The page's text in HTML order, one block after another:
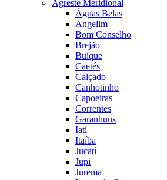
Agreste Meridional
Águas Belas
Angelim
Bom Conselho
Brejão
Buíque
Caetés
Calçado
Canhotinho
Capoeiras
Correntes
Garanhuns
Iati
Itaíba
Jucatí
Jupi
Jurema